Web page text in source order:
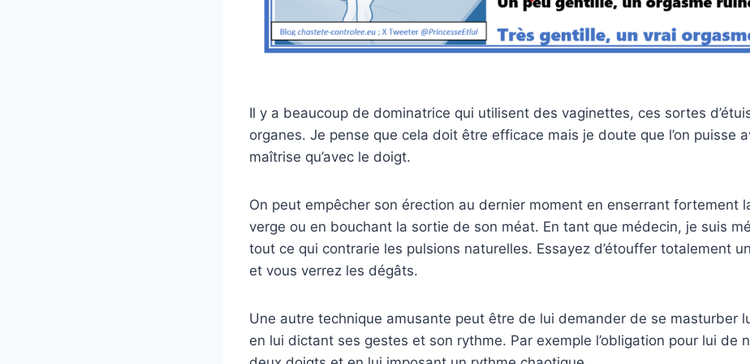
Il y a beaucoup de dominatrice qui utilisent des vaginettes, ces sortes
organes. Je pense que cela doit être efficace mais je doute que l’on puisse
maîtrise qu’avec le doigt.
On peut empêcher son érection au dernier moment en enserrant fortement
verge ou en bouchant la sortie de son méat. En tant que médecin, je suis
tout ce qui contrarie les pulsions naturelles. Essayez d’étouffer totalement
et vous verrez les dégâts.
Une autre technique amusante peut être de lui demander de se masturber
en lui dictant ses gestes et son rythme. Par exemple l’obligation pour lui de